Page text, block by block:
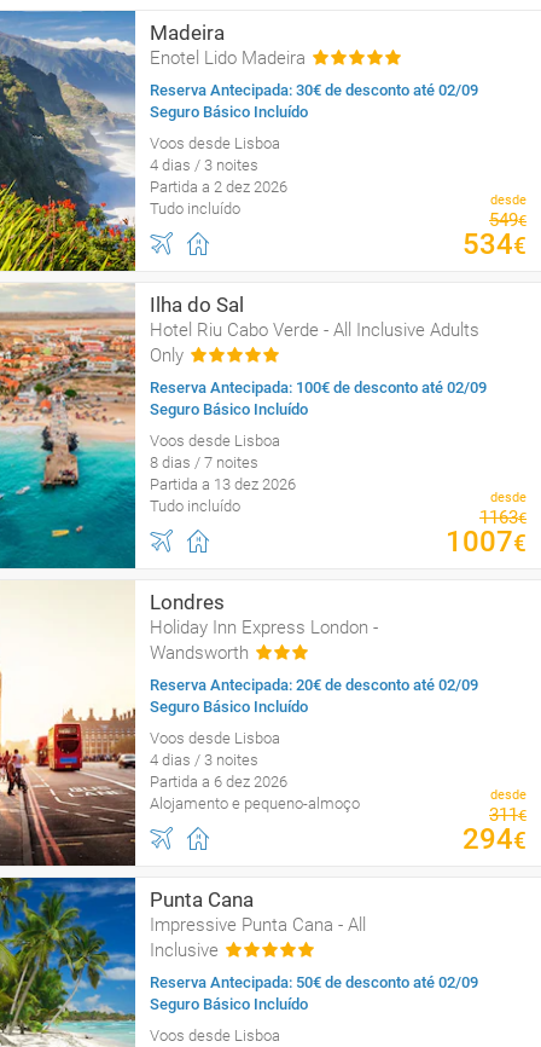
Madeira
Enotel Lido Madeira
Reserva Antecipada: 30€ de desconto até 02/09
Seguro Básico Incluído
Voos desde Lisboa
4 dias / 3 noites
Partida a 2 dez 2026
Tudo incluído
desde
549€
534€
Ilha do Sal
Hotel Riu Cabo Verde - All Inclusive Adults
Only
Reserva Antecipada: 100€ de desconto até 02/09
Seguro Básico Incluído
Voos desde Lisboa
8 dias / 7 noites
Partida a 13 dez 2026
Tudo incluído
desde
1163€
1007€
Londres
Holiday Inn Express London -
Wandsworth
Reserva Antecipada: 20€ de desconto até 02/09
Seguro Básico Incluído
Voos desde Lisboa
4 dias / 3 noites
Partida a 6 dez 2026
Alojamento e pequeno-almoço
desde
311€
294€
Punta Cana
Impressive Punta Cana - All
Inclusive
Reserva Antecipada: 50€ de desconto até 02/09
Seguro Básico Incluído
Voos desde Lisboa